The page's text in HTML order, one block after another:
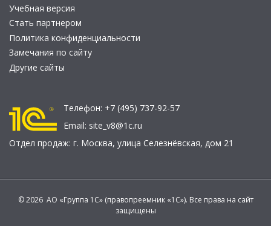
Учебная версия
Стать партнером
Политика конфиденциальности
Замечания по сайту
Другие сайты
Телефон: +7 (495) 737-92-57
Email: site_v8@1c.ru
Отдел продаж: г. Москва, улица Селезнёвская, дом 21
© 2026 АО «Группа 1С» (правопреемник «1С»). Все права на сайт
защищены